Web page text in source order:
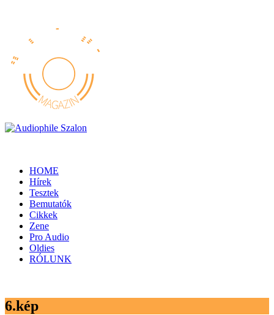
HOME
Hírek
Tesztek
Bemutatók
Cikkek
Zene
Pro Audio
Oldies
RÓLUNK
6.kép